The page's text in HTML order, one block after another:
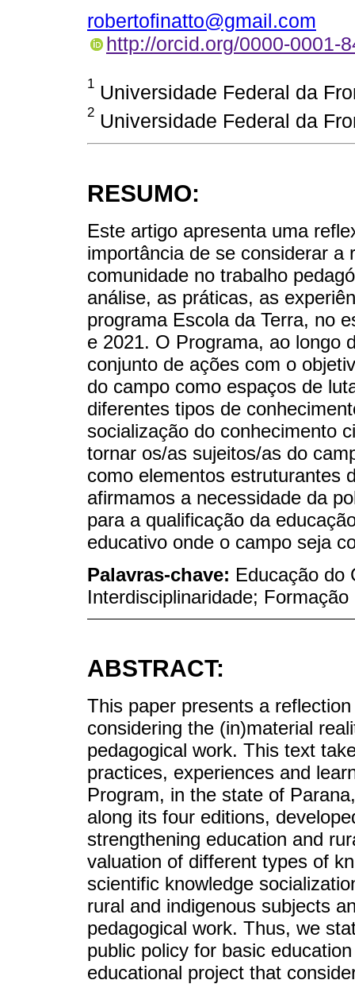
robertofinatto@gmail.com
http://orcid.org/0000-0001-
1 Universidade Federal da
2 Universidade Federal da
RESUMO:
Este artigo apresenta uma
importância de se considerar a
comunidade no trabalho
análise, as práticas, as
programa Escola da Terra, no
e 2021. O Programa, ao longo
conjunto de ações com o
do campo como espaços de
diferentes tipos de
socialização do conhecimento
tornar os/as sujeitos/as do
como elementos estruturantes
afirmamos a necessidade da
para a qualificação da
educativo onde o campo seja
Palavras-chave: Educação do
Interdisciplinaridade;
ABSTRACT:
This paper presents a
considering the (in)material
pedagogical work. This text
practices, experiences and
Program, in the state of
along its four editions,
strengthening education and
valuation of different types of
scientific knowledge
rural and indigenous subjects
pedagogical work. Thus, we
public policy for basic
educational project that